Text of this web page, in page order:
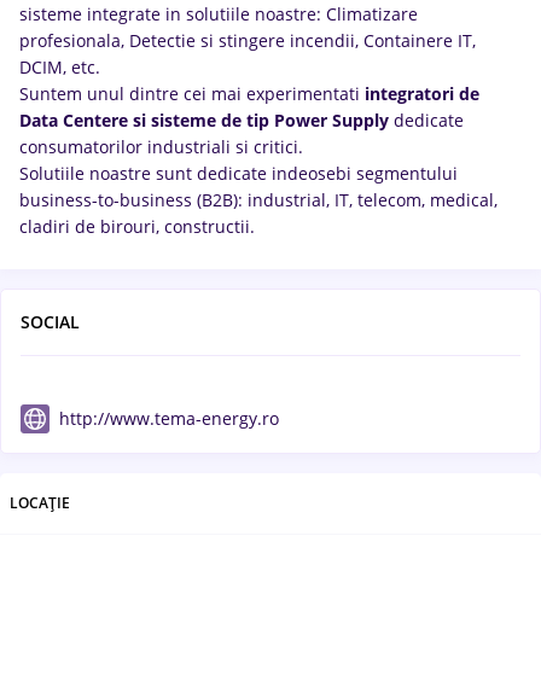
sisteme integrate in solutiile noastre: Climatizare
profesionala, Detectie si stingere incendii, Containere IT,
DCIM, etc.
Suntem unul dintre cei mai experimentati integratori de
Data Centere si sisteme de tip Power Supply dedicate
consumatorilor industriali si critici.
Solutiile noastre sunt dedicate indeosebi segmentului
business-to-business (B2B): industrial, IT, telecom, medical,
cladiri de birouri, constructii.
SOCIAL
http://www.tema-energy.ro
LOCAȚIE